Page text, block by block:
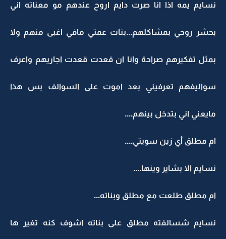
نسايم يمه اذا انا صرت دايم اروح عندهم مو معناته اني
بحشر روحي بمشاكلهم...بنات عمتي مافي اغبى منهم ولا
بمثل تفكيرهم صراحة وانا ان قعدت قعدت اجاريهم واعرف
سواليفهم تعرفيني بعد اموت على السوالف بس هذا
مايعني اني بتدخل بينهم....
ام مطلق أي زين سويتي....
نسايم الا بشاير وينها....
ام مطلق طلعت مع مطلق وبناته...
نسايم شسالفته مطلق على بناته اشوف كنه تغير ها